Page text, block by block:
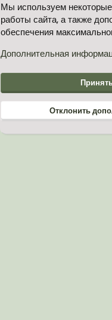
Мы используем
работы сайта, а также
обеспечения
Дополнительная
Отклонить